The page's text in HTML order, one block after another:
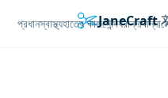
JaneCraft
প্রধানস্বাস্থ্যহাতের কাজসৌন্দর্যরান্নাবান্না